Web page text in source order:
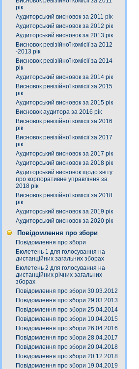
рік
Аудиторський висновок за 2011 рік
Аудиторський висновок за 2012 рік
Аудиторський висновок за 2013 рік
Висновок ревізійної комісії за 2012
-2013 рік
Висновок ревізійної комісії за 2014
рік
Аудиторський висновок за 2014 рік
Висновок ревізійної комісії за 2015
рік
Аудиторський висновок за 2015 рік
Висновок аудитора за 2016 рік
Висновок ревізійної комісії за 2016
рік
Висновок ревізійної комісії за 2017
рік
Аудиторський висновок за 2017 рік
Аудиторський висновок за 2018 рік
Аудиторський висновок щодо звіту
про корпоративне управління за
2018 рік
Висновок ревізійної комісії за 2018
рік
Аудиторський висновок за 2019 рік
Аудиторський висновок за 2020 рік
Повідомлення про збори
Повідомлення про збори
Бюлетень 1 для голосування на
дистанційних загальних зборах
Бюлетень 2 для голосування на
дистанційних річних загальних
зборах
Повідомлення про збори 30.03.2012
Повідомлення про збори 29.03.2013
Повідомлення про збори 25.04.2014
Повідомлення про збори 10.04.2015
Повідомлення про збори 26.04.2016
Повідомлення про збори 28.04.2017
Повідомлення про збори 20.04.2018
Повідомлення про збори 20.12.2018
Повідомлення про збори 19.04.2019